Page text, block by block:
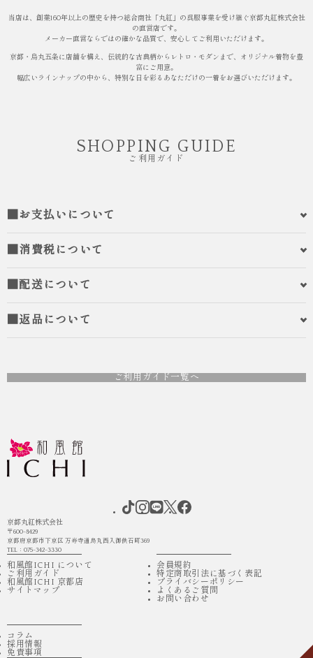
当店は、創業160年以上の歴史を持つ総合商社「丸紅」の呉服事業を受け継ぐ京都丸紅株式会社
の直営店です。
メーカー直営ならではの確かな品質で、安心してご利用いただけます。
京都・烏丸五条に店舗を構え、伝統的な古典柄からレトロ・モダンまで、オリジナル着物を豊
富にご用意。
幅広いラインナップの中から、特別な日を彩るあなただけの一着をお選びいただけます。
SHOPPING GUIDE
ご利用ガイド
■お支払いについて
■消費税について
■配送について
■返品について
ご利用ガイド一覧へ
京都丸紅株式会社
〒600-8429
京都府京都市下京区 万寿寺通烏丸西入御供石町369
TEL：075-342-3330
和風館ICHI について
ご利用ガイド
和風館ICHI 京都店
サイトマップ
会員規約
特定商取引法に基づく表記
プライバシーポリシー
よくあるご質問
お問い合わせ
コラム
採用情報
免責事項